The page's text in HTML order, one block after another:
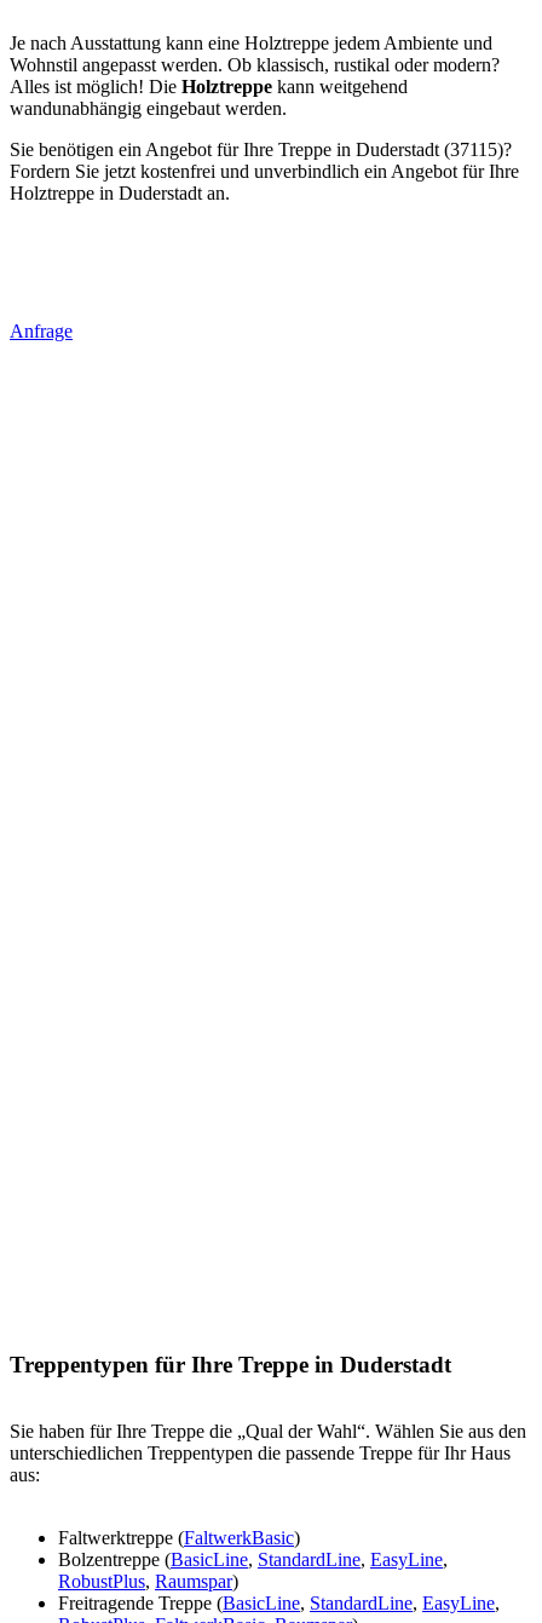
Je nach Ausstattung kann eine Holztreppe jedem Ambiente und
Wohnstil angepasst werden. Ob klassisch, rustikal oder modern?
Alles ist möglich! Die Holztreppe kann weitgehend
wandunabhängig eingebaut werden.
Sie benötigen ein Angebot für Ihre Treppe in Duderstadt (37115)?
Fordern Sie jetzt kostenfrei und unverbindlich ein Angebot für Ihre
Holztreppe in Duderstadt an.
Anfrage
Treppentypen für Ihre Treppe in Duderstadt
Sie haben für Ihre Treppe die „Qual der Wahl“. Wählen Sie aus den
unterschiedlichen Treppentypen die passende Treppe für Ihr Haus
aus:
Faltwerktreppe (FaltwerkBasic)
Bolzentreppe (BasicLine, StandardLine, EasyLine,
RobustPlus, Raumspar)
Freitragende Treppe (BasicLine, StandardLine, EasyLine,